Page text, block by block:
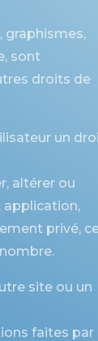
graphismes,
sont
droits de
un
altérer ou
application,
privé,
site ou un
faites par